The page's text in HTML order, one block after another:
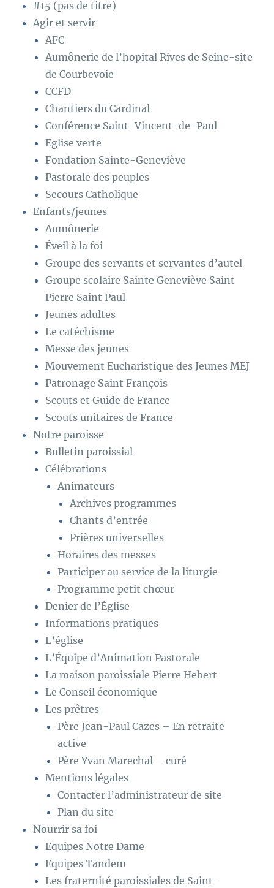
#15 (pas de titre)
Agir et servir
AFC
Aumônerie de l’hopital Rives de Seine-site
de Courbevoie
CCFD
Chantiers du Cardinal
Conférence Saint-Vincent-de-Paul
Eglise verte
Fondation Sainte-Geneviève
Pastorale des peuples
Secours Catholique
Enfants/jeunes
Aumônerie
Éveil à la foi
Groupe des servants et servantes d’autel
Groupe scolaire Sainte Geneviève Saint
Pierre Saint Paul
Jeunes adultes
Le catéchisme
Messe des jeunes
Mouvement Eucharistique des Jeunes MEJ
Patronage Saint François
Scouts et Guide de France
Scouts unitaires de France
Notre paroisse
Bulletin paroissial
Célébrations
Animateurs
Archives programmes
Chants d’entrée
Prières universelles
Horaires des messes
Participer au service de la liturgie
Programme petit chœur
Denier de l’Église
Informations pratiques
L’église
L’Équipe d’Animation Pastorale
La maison paroissiale Pierre Hebert
Le Conseil économique
Les prêtres
Père Jean-Paul Cazes – En retraite
active
Père Yvan Marechal – curé
Mentions légales
Contacter l’administrateur de site
Plan du site
Nourrir sa foi
Equipes Notre Dame
Equipes Tandem
Les fraternité paroissiales de Saint-